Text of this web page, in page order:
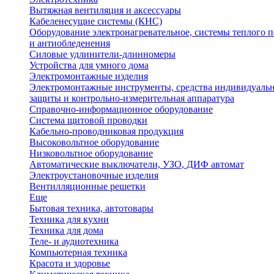
Вытяжная вентиляция и аксессуары
Кабеленесущие системы (КНС)
Оборудование электронагревательное, системы теплого
и антиобледенения
Силовые удлинители-длинномеры
Устройства для умного дома
Электромонтажные изделия
Электромонтажные инструменты, средства
защиты и контрольно-измерительная аппаратура
Справочно-информационное оборудование
Система щитовой проводки
Кабельно-проводниковая продукция
Высоковольтное оборудование
Низковольтное оборудование
Автоматические выключатели, УЗО, ДИФ автомат
Электроустановочные изделия
Вентилляционные решетки
Еще
Бытовая техника, автотовары
Техника для кухни
Техника для дома
Теле- и аудиотехника
Компьютерная техника
Красота и здоровье